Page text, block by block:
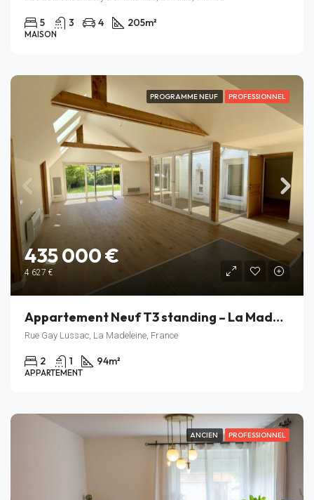
5 3 4 205m²
MAISON
PROGRAMME NEUF PROFESSIONNEL
435 000 €
4 627 €
Appartement Neuf T3 standing – La Madeleine
Rue Gay Lussac, La Madeleine, France
2 1 94m²
APPARTEMENT
ANCIEN PROFESSIONNEL